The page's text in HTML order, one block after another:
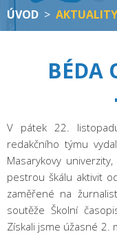
ÚVOD > AKTUALITY
BÉDA
V pátek 22.
redakčního týmu
Masarykovy
pestrou škálu aktivit
zaměřené na
soutěže Školní
Získali jsme úžasné 2.